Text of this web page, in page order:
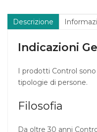
Descrizione
Indicazioni
I prodotti Control
tipologie di persone.
Filosofia
Da oltre 30 anni